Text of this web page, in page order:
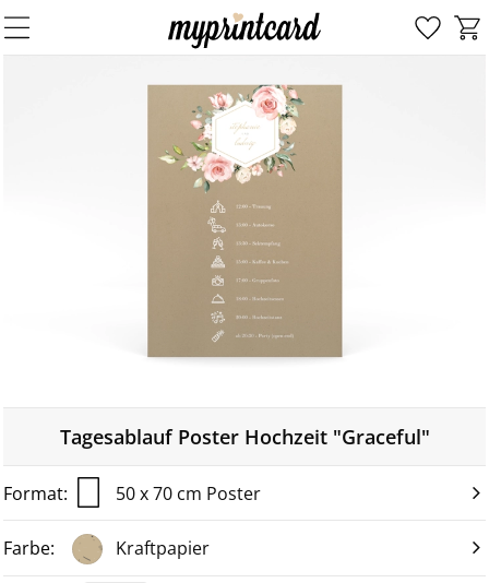
Tagesablauf Poster Hochzeit "Graceful"
50 x 70 cm Poster
Kraftpapier